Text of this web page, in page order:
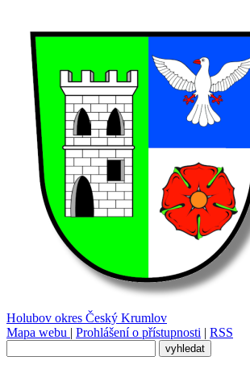
Holubov okres Český Krumlov
Mapa webu | Prohlášení o přístupnosti | RSS